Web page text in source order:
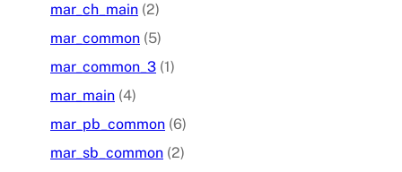
mar_ch_main (2)
mar_common (5)
mar_common_3 (1)
mar_main (4)
mar_pb_common (6)
mar_sb_common (2)